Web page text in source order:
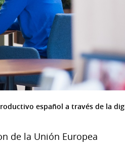
español a través de la
de la Unión Europea